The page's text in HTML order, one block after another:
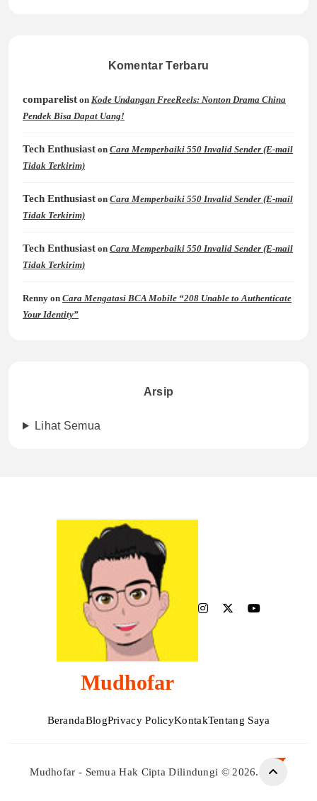
Komentar Terbaru
comparelist on Kode Undangan FreeReels: Nonton Drama China
Pendek Bisa Dapat Uang!
Tech Enthusiast on Cara Memperbaiki 550 Invalid Sender (E-mail
Tidak Terkirim)
Tech Enthusiast on Cara Memperbaiki 550 Invalid Sender (E-mail
Tidak Terkirim)
Tech Enthusiast on Cara Memperbaiki 550 Invalid Sender (E-mail
Tidak Terkirim)
Renny on Cara Mengatasi BCA Mobile “208 Unable to Authenticate
Your Identity”
Arsip
Lihat Semua
Mudhofar
BerandaBlogPrivacy PolicyKontakTentang Saya
Mudhofar - Semua Hak Cipta Dilindungi © 2026.